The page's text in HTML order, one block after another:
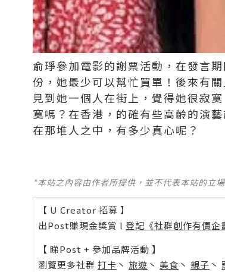
俞琤參加電影的謝票活動，在發言
份，她最少可以幫忙買單！後來有
見到她一個人在街上，覺得她很寂
寞嗎？在香港，的確有些高齡的演
在那堆人之中，有多少真心呢？
*本站之內容由作者所提供，並不代表本站的立
【 U Creator 招募 】
出Post賺現金獎賞 l 登記《社群創作有價企
【 睇Post + 參加品牌活動 】
瀏覽更多社群 打卡 丶 旅遊 丶 美食 丶 親子 丶